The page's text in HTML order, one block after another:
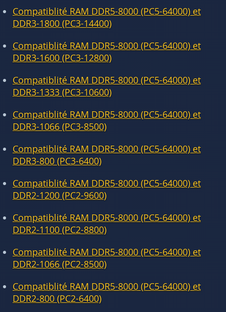
Compatiblité RAM DDR5-8000 (PC5-64000) et
DDR3-1800 (PC3-14400)
Compatiblité RAM DDR5-8000 (PC5-64000) et
DDR3-1600 (PC3-12800)
Compatiblité RAM DDR5-8000 (PC5-64000) et
DDR3-1333 (PC3-10600)
Compatiblité RAM DDR5-8000 (PC5-64000) et
DDR3-1066 (PC3-8500)
Compatiblité RAM DDR5-8000 (PC5-64000) et
DDR3-800 (PC3-6400)
Compatiblité RAM DDR5-8000 (PC5-64000) et
DDR2-1200 (PC2-9600)
Compatiblité RAM DDR5-8000 (PC5-64000) et
DDR2-1100 (PC2-8800)
Compatiblité RAM DDR5-8000 (PC5-64000) et
DDR2-1066 (PC2-8500)
Compatiblité RAM DDR5-8000 (PC5-64000) et
DDR2-800 (PC2-6400)